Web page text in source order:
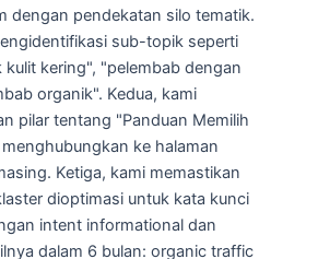
dengan pendekatan silo tematik.
sub-topik seperti
kulit kering", "pelembab dengan
organik". Kedua, kami
pilar tentang "Panduan Memilih
ke halaman
Ketiga, kami memastikan
dioptimasi untuk kata kunci
intent informational dan
dalam 6 bulan: organic traffic